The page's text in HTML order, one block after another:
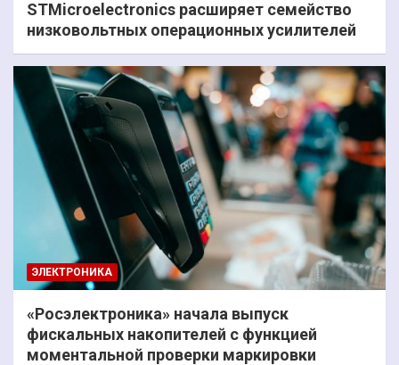
STMicroelectronics расширяет семейство
низковольтных операционных усилителей
ЭЛЕКТРОНИКА
«Росэлектроника» начала выпуск
фискальных накопителей с функцией
моментальной проверки маркировки